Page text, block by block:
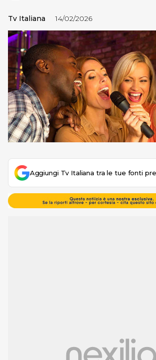
Tv Italiana 14/02/2026
Aggiungi Tv Italiana tra le tue fonti